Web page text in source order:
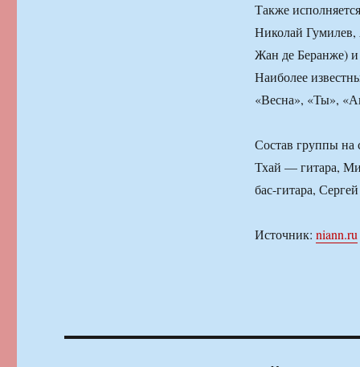
Также
Николай
Жан де Беранже) и
Наиболее
«Весна», «Ты»,
Состав группы на
Тхай — гитара,
бас-гитара,
Источник: niann.ru